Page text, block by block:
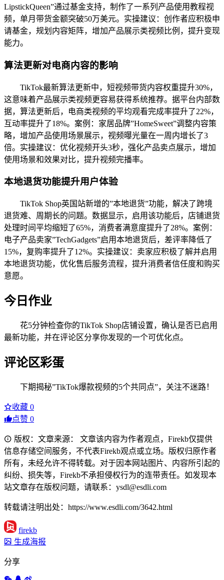
LipstickQueen”通过基金支持，制作了一系列产品使用教程视
频，单月带货金额突破50万美元。实操建议：创作者应积极申
请基金，规划内容矩阵，增加产品展示类视频比例，提升变现
能力。
算法更新对电商内容的影响
TikTok最新算法更新中，短视频带货内容权重提升30%，
这意味着产品展示类视频更容易获得系统推荐。据平台内部数
据，算法更新后，电商类视频的平均观看完成率提升了22%，
互动率提升了18%。案例：家居品牌”HomeSweet”调整内容策
略，增加产品使用场景展示，视频曝光量在一周内增长了3
倍。实操建议：优化视频开头3秒，强化产品卖点展示，增加
使用场景和效果对比，提升视频完播率。
本地退货功能提升用户体验
TikTok Shop英国站新增的”本地退货”功能，解决了跨境
退货难、周期长的问题。数据显示，启用该功能后，店铺退货
处理时间平均缩短了65%，消费者满意度提升了28%。案例：
电子产品卖家”TechGadgets”启用本地退货后，差评率降低了
15%，复购率提升了12%。实操建议：卖家应积极了解并启用
本地退货功能，优化售后服务流程，提升消费者信任度和购买
意愿。
今日作业
花5分钟检查你的TikTok Shop店铺设置，确认是否已启用
最新功能，并在评论区分享你发现的一个可优化点。
评论区彩蛋
下期揭秘”TikTok爆款视频的5个共同点”，关注不迷路！
收藏 0
点赞 0
版权：文章来源： 文章该内容为作者观点，Firekb仅提供
信息存储空间服务，不代表Firekb观点或立场。版权归原作者
所有，未经允许不得转载。对于因本网站图片、内容所引起的
纠纷、损失等，Firekb不承担侵权行为的连带责任。如发现本
站文章存在版权问题，请联系：ysdl@esdli.com
转载请注明出处：https://www.esdli.com/3642.html
firekb
生成海报
分享